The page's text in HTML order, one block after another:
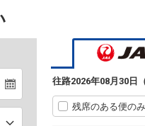
往路2026年08月30日（
残席のある便のみ